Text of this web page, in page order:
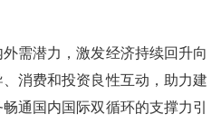
潜力，激发经济持续回升向
消费和投资良性互动，助力建
通国内国际双循环的支撑力引